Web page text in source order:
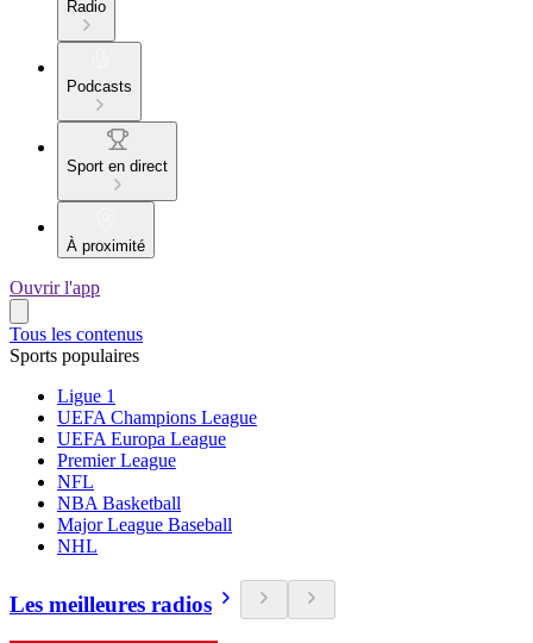
Radio
Podcasts
Sport en direct
À proximité
Ouvrir l'app
Tous les contenus
Sports populaires
Ligue 1
UEFA Champions League
UEFA Europa League
Premier League
NFL
NBA Basketball
Major League Baseball
NHL
Les meilleures radios